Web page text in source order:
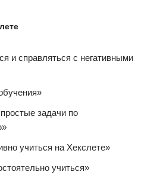
и справляться с негативными
задачи по
учиться на Хекслете»
учиться»